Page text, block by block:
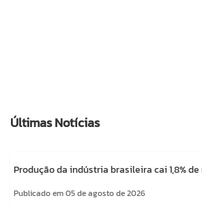
Últimas Notícias
Produção da indústria brasileira cai 1,8%
Publicado em 05 de agosto de 2026